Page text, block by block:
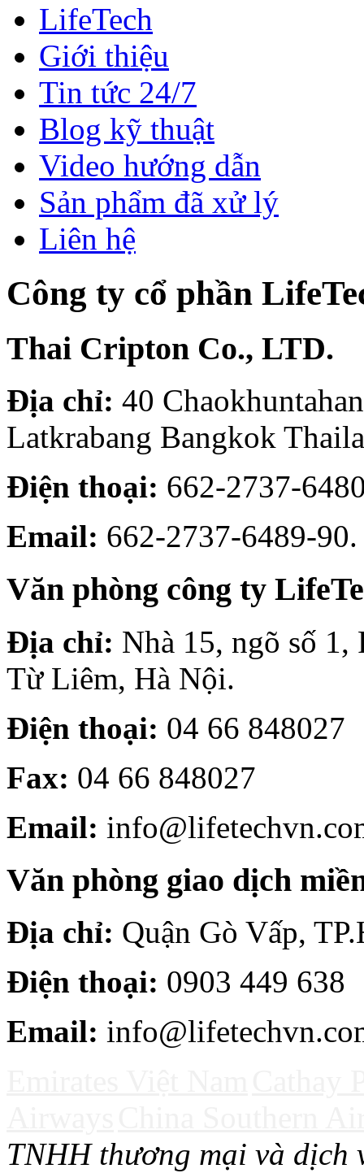
LifeTech
Giới thiệu
Tin tức 24/7
Blog kỹ thuật
Video hướng dẫn
Sản phẩm đã xử lý
Liên hệ
Công ty cổ phần
Thai Cripton Co., LTD.
Địa chỉ: 40
Latkrabang Bangkok
Điện thoại: 662-2737-
Email: 662-2737-6489-90.
Văn phòng công ty
Địa chỉ: Nhà 15, ngõ số 1,
Từ Liêm, Hà Nội.
Điện thoại: 04 66 848027
Fax: 04 66 848027
Email:
Văn phòng giao dịch
Địa chỉ: Quận Gò Vấp,
Điện thoại: 0903 449 638
Email:
TNHH thương mại và dịch